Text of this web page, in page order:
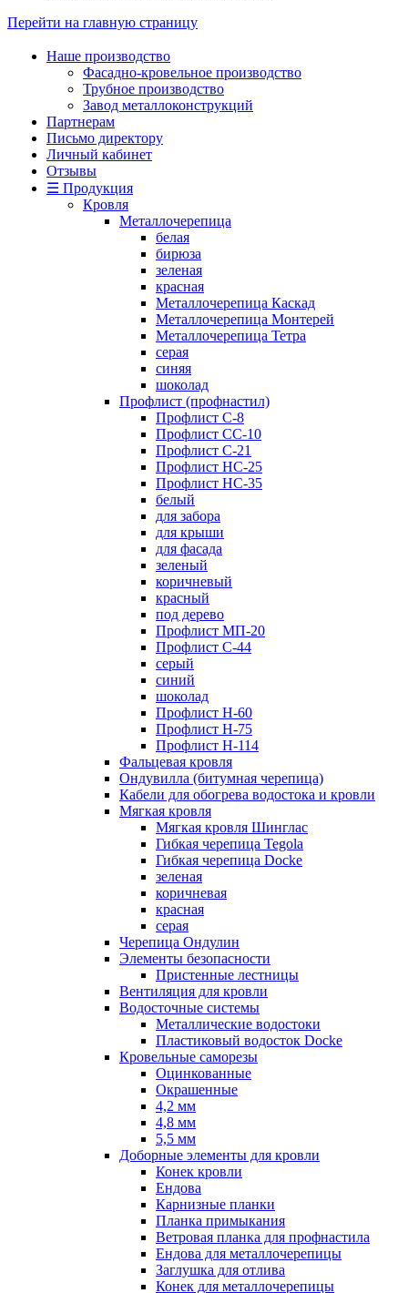
Перейти на главную страницу
Наше производство
Фасадно-кровельное производство
Трубное производство
Завод металлоконструкций
Партнерам
Письмо директору
Личный кабинет
Отзывы
☰ Продукция
Кровля
Металлочерепица
белая
бирюза
зеленая
красная
Металлочерепица Каскад
Металлочерепица Монтерей
Металлочерепица Тетра
серая
синяя
шоколад
Профлист (профнастил)
Профлист С-8
Профлист СС-10
Профлист C-21
Профлист НС-25
Профлист НС-35
белый
для забора
для крыши
для фасада
зеленый
коричневый
красный
под дерево
Профлист МП-20
Профлист С-44
серый
синий
шоколад
Профлист Н-60
Профлист Н-75
Профлист H-114
Фальцевая кровля
Ондувилла (битумная черепица)
Кабели для обогрева водостока и кровли
Мягкая кровля
Мягкая кровля Шинглас
Гибкая черепица Tegola
Гибкая черепица Docke
зеленая
коричневая
красная
серая
Черепица Ондулин
Элементы безопасности
Пристенные лестницы
Вентиляция для кровли
Водосточные системы
Металлические водостоки
Пластиковый водосток Docke
Кровельные саморезы
Оцинкованные
Окрашенные
4,2 мм
4,8 мм
5,5 мм
Доборные элементы для кровли
Конек кровли
Ендова
Карнизные планки
Планка примыкания
Ветровая планка для профнастила
Ендова для металлочерепицы
Заглушка для отлива
Конек для металлочерепицы